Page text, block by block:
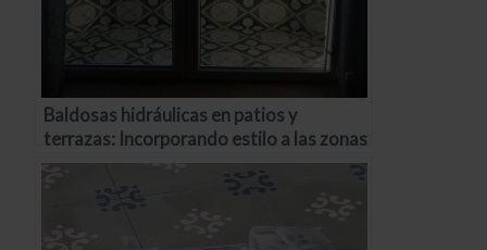
Baldosas hidráulicas en patios y
terrazas: Incorporando estilo a las zonas
exteriores